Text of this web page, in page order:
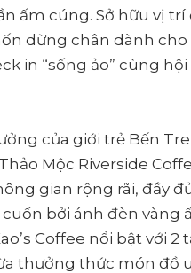
ấm cúng. Sở hữu vị trí
dừng chân dành
in “sống ảo” cùng
của giới trẻ Bến Tre
Mộc Riverside
gian rộng rãi, đầy
bởi ánh đèn vàng
Coffee nổi bật với 2
thưởng thức món đồ